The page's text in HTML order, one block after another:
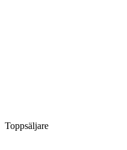
Toppsäljare